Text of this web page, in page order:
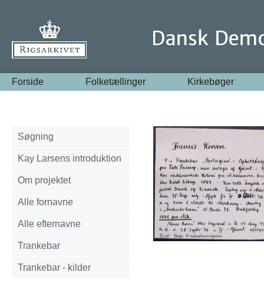
Forside Folketællinger Kirkebøger
Søgning
Kay Larsens introduktion
Om projektet
Alle fornavne
Alle efternavne
Trankebar
Trankebar - kilder